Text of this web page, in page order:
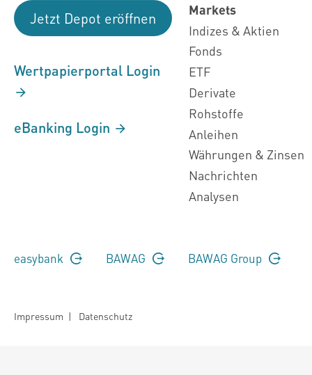
Jetzt Depot eröffnen
Wertpapierportal Login
eBanking Login
Markets
Indizes & Aktien
Fonds
ETF
Derivate
Rohstoffe
Anleihen
Währungen & Zinsen
Nachrichten
Analysen
easybank BAWAG BAWAG Group
Impressum | Datenschutz